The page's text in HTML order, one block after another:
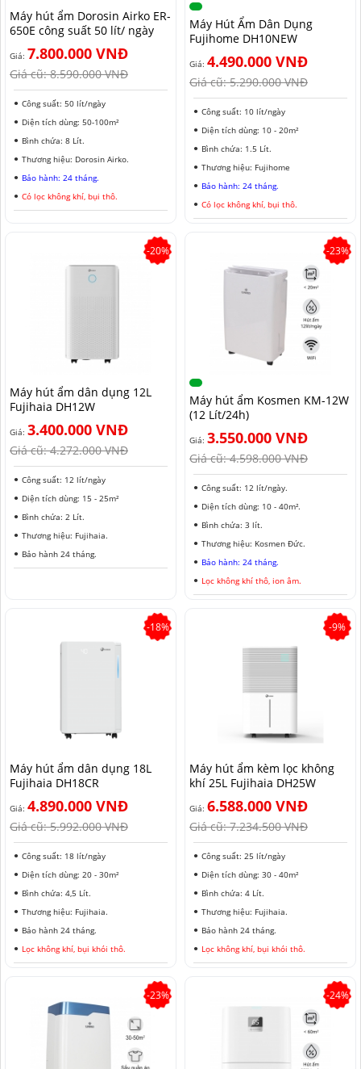
MÁY HÚT ẨM ROTOR
MÁY HÚT ẨM HARISON
MÁY HÚT ẨM FUJIHAIA
MÁY HÚT ẨM EDISON
MÁY LỌC KHÔNG KHÍ LG
MÁY LỌC KHÔNG KHÍ FUJIE
MÁY LỌC KHÔNG KHÍ HITACHI
MÁY LỌC KHÔNG KHÍ PANASONIC
MÁY LỌC KHÔNG KHÍ Ô TÔ
MÁY HÚT ẨM ROTOR
MÁY HÚT ẨM HARISON
MÁY HÚT ẨM FUJIHAIA
MÁY HÚT ẨM EDISON
TIN TỨC MÁY LẠNH DI ĐỘNG
TIN TỨC TỦ CHỐNG ẨM
TIN TỨC QUẠT ĐỐI LƯU
LONG AN
ĐỒNG NAI
SƠN LA
ĐỒNG THÁP
KHÁNH HÒA
QUẢNG NAM
ĐỒNG THÁP
HÀ NAM
KIÊN GIANG
LÂM ĐỒNG
HẢI PHÒNG
Máy hút ẩm Dorosin Airko ER-
650E công suất 50 lít/ ngày
Giá: 7.800.000 VNĐ
Giá cũ:8.590.000 VNĐ
Công suất: 50 lít/ngày
Diện tích dùng: 50-100m²
Bình chứa: 8 Lít.
Thương hiệu: Dorosin Airko.
Bảo hành: 24 tháng.
Có lọc không khí, bụi thô.
Máy Hút Ẩm Dân Dụng
Fujihome DH10NEW
Giá: 4.490.000 VNĐ
Giá cũ:5.290.000 VNĐ
Công suất: 10 lít/ngày
Diện tích dùng: 10 - 20m²
Bình chứa: 1.5 Lít.
Thương hiệu: Fujihome
Bảo hành: 24 tháng.
Có lọc không khí, bụi thô.
-20%
Máy hút ẩm dân dụng 12L
Fujihaia DH12W
Giá: 3.400.000 VNĐ
Giá cũ:4.272.000 VNĐ
Công suất: 12 lít/ngày
Diện tích dùng: 15 - 25m²
Bình chứa: 2 Lít.
Thương hiệu: Fujihaia.
Bảo hành 24 tháng.
-23%
Máy hút ẩm Kosmen KM-12W
(12 Lít/24h)
Giá: 3.550.000 VNĐ
Giá cũ:4.598.000 VNĐ
Công suất: 12 lít/ngày.
Diện tích dùng: 10 - 40m².
Bình chứa: 3 lít.
Thương hiệu: Kosmen Đức.
Bảo hành: 24 tháng.
Lọc không khí thô, ion âm.
-18%
Máy hút ẩm dân dụng 18L
Fujihaia DH18CR
Giá: 4.890.000 VNĐ
Giá cũ:5.992.000 VNĐ
Công suất: 18 lít/ngày
Diện tích dùng: 20 - 30m²
Bình chứa: 4,5 Lít.
Thương hiệu: Fujihaia.
Bảo hành 24 tháng.
Lọc không khí, bụi khói thô.
-9%
Máy hút ẩm kèm lọc không
khí 25L Fujihaia DH25W
Giá: 6.588.000 VNĐ
Giá cũ:7.234.500 VNĐ
Công suất: 25 lít/ngày
Diện tích dùng: 30 - 40m²
Bình chứa: 4 Lít.
Thương hiệu: Fujihaia.
Bảo hành 24 tháng.
Lọc không khí, bụi khói thô.
-23% -24%